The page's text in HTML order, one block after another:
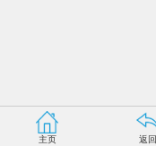
主页 返回